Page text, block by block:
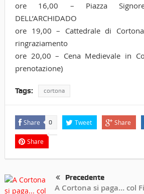
ore 16,00 – Piazza
DELL’ARCHIDADO
ore 19,00 – Cattedrale di
ringraziamento
ore 20,00 – Cena Medievale in
prenotazione)
Tags: cortona
Share 0 Tweet Share
Share
Precedente
A Cortona si paga… col